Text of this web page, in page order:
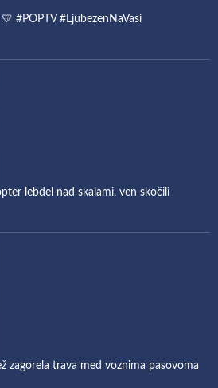
#POPTV #LjubezenNaVasi
lebdel nad skalami, ven skočili
zagorela trava med voznima pasovoma